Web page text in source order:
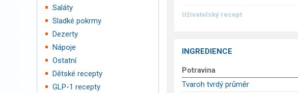
Saláty
Sladké pokrmy
Dezerty
Nápoje
Ostatní
Dětské recepty
GLP-1 recepty
Uživatelský recept
INGREDIENCE
Potravina
Tvaroh tvrdý průměr